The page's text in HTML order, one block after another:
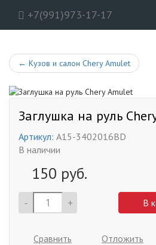
+7(991)973-17-17
← Кузов и салон Chery Amulet
Заглушка на руль
Артикул: A15-3402016BD
В наличии
150 руб.
- + В
Сравнить Отложить